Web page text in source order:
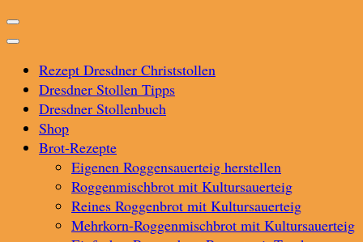
Rezept Dresdner Christstollen
Dresdner Stollen Tipps
Dresdner Stollenbuch
Shop
Brot-Rezepte
Eigenen Roggensauerteig herstellen
Roggenmischbrot mit Kultursauerteig
Reines Roggenbrot mit Kultursauerteig
Mehrkorn-Roggenmischbrot mit Kultursauerteig